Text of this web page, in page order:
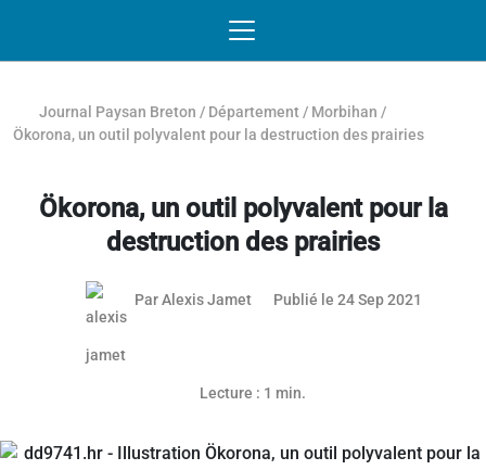
Journal Paysan Breton / Département / Morbihan /
Ökorona, un outil polyvalent pour la destruction des prairies
Ökorona, un outil polyvalent pour la
destruction des prairies
Article réservé aux abonnés
ParAlexis Jamet Publié le 24 Sep 2021
Lecture : 1 min.